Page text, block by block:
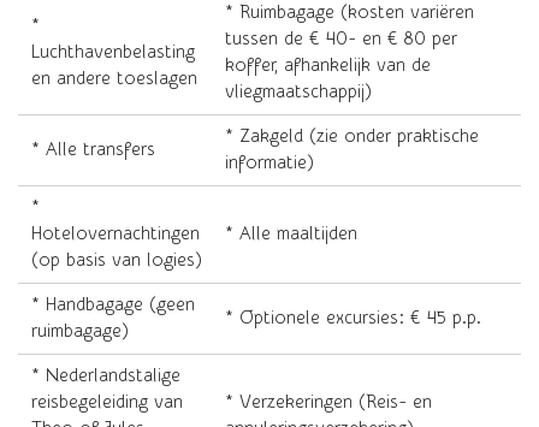
*
Luchthavenbelasting
en andere toeslagen
* Ruimbagage (kosten variëren
tussen de € 40- en € 80 per
koffer, afhankelijk van de
vliegmaatschappij)
* Alle transfers
* Zakgeld (zie onder praktische
informatie)
*
Hotelovernachtingen
(op basis van logies)
* Alle maaltijden
* Handbagage (geen
ruimbagage)
* Optionele excursies: € 45 p.p.
* Nederlandstalige
reisbegeleiding van
* Verzekeringen (Reis- en